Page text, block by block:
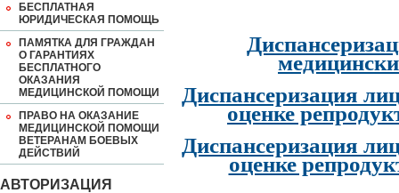
БЕСПЛАТНАЯ
ЮРИДИЧЕСКАЯ ПОМОЩЬ
ПАМЯТКА ДЛЯ ГРАЖДАН
О ГАРАНТИЯХ
БЕСПЛАТНОГО
ОКАЗАНИЯ
МЕДИЦИНСКОЙ ПОМОЩИ
ПРАВО НА ОКАЗАНИЕ
МЕДИЦИНСКОЙ ПОМОЩИ
ВЕТЕРАНАМ БОЕВЫХ
ДЕЙСТВИЙ
АВТОРИЗАЦИЯ
Диспансеризация
оценке
Диспансеризация
оценке